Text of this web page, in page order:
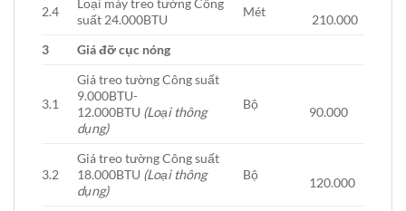
2.4
suất 24.000BTU
Mét
210.000
3
Giá đỡ cục nóng
3.1
Giá treo tường Công suất
9.000BTU-
12.000BTU (Loại thông
dụng)
Bộ
90.000
3.2
Giá treo tường Công suất
18.000BTU (Loại thông
dụng)
Bộ
120.000